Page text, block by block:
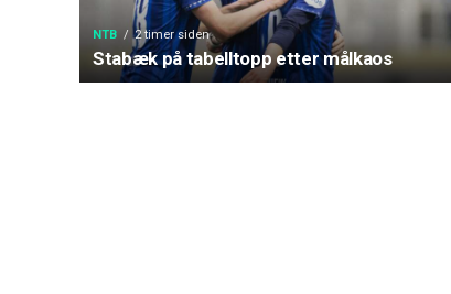
NTB 2 timer siden
Stabæk på tabelltopp etter målkaos